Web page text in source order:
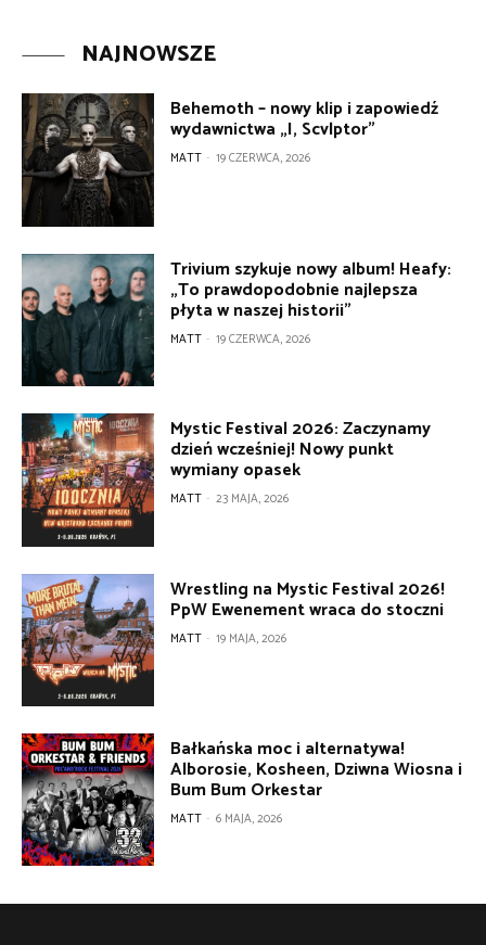
NAJNOWSZE
Behemoth – nowy klip i zapowiedź
wydawnictwa „I, Scvlptor”
MATT - 19 CZERWCA, 2026
Trivium szykuje nowy album! Heafy:
„To prawdopodobnie najlepsza
płyta w naszej historii”
MATT - 19 CZERWCA, 2026
Mystic Festival 2026: Zaczynamy
dzień wcześniej! Nowy punkt
wymiany opasek
MATT - 23 MAJA, 2026
Wrestling na Mystic Festival 2026!
PpW Ewenement wraca do stoczni
MATT - 19 MAJA, 2026
Bałkańska moc i alternatywa!
Alborosie, Kosheen, Dziwna Wiosna i
Bum Bum Orkestar
MATT - 6 MAJA, 2026